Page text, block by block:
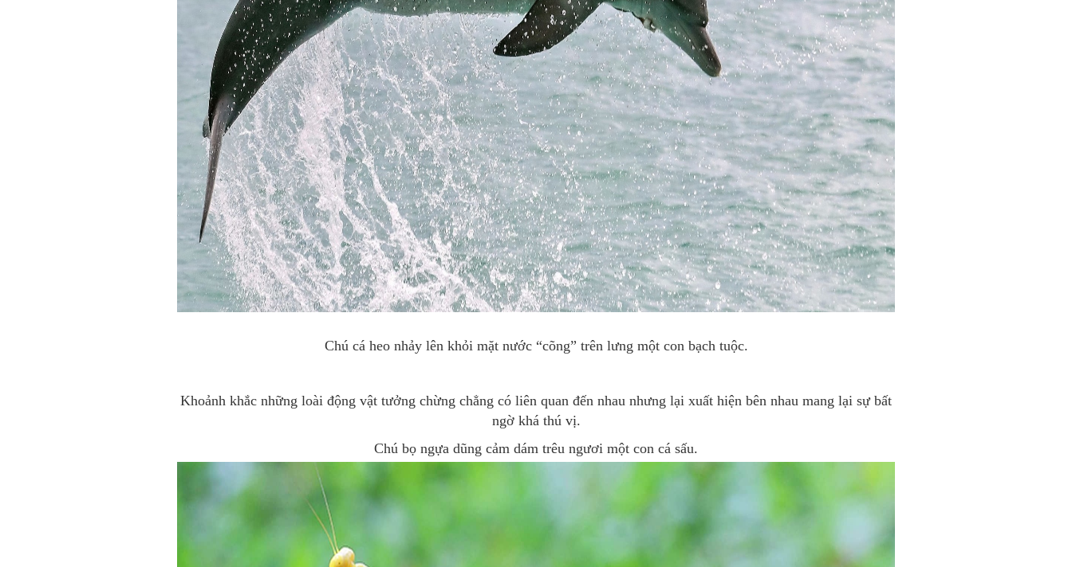
Chú cá heo nhảy lên khỏi mặt nước “cõng” trên lưng một con bạch tuộc.
Khoảnh khắc những loài động vật tưởng chừng chẳng có liên quan đến nhau nhưng lại xuất hiện bên nhau mang lại sự bất
ngờ khá thú vị.
Chú bọ ngựa dũng cảm dám trêu ngươi một con cá sấu.